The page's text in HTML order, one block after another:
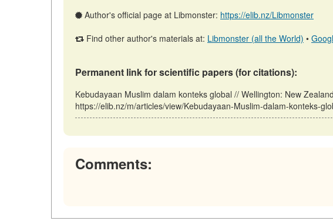
Author's official page at Libmonster: https://elib.nz/Libmonster
Find other author's materials at: Libmonster (all the World) •
Permanent link for scientific papers (for citations):
Kebudayaan Muslim dalam konteks global // Wellington: New
https://elib.nz/m/articles/view/Kebudayaan-Muslim-dalam-konteks-
Comments: